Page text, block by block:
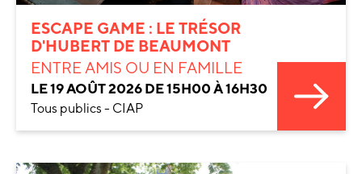
ESCAPE GAME : LE TRÉSOR
D'HUBERT DE BEAUMONT
ENTRE AMIS OU EN FAMILLE
LE 19 AOÛT 2026 DE 15H00 À 16H30
Tous publics - CIAP